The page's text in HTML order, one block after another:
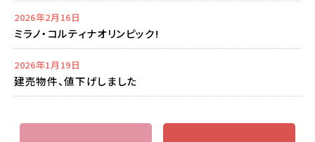
2026年2月16日
ミラノ・コルティナオリンピック!
2026年1月19日
建売物件、値下げしました